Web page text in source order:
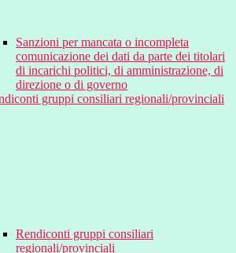
Sanzioni per mancata o incompleta
comunicazione dei dati da parte dei titolari
di incarichi politici, di amministrazione, di
direzione o di governo
gruppi consiliari regionali/provinciali
Rendiconti gruppi consiliari
regionali/provinciali